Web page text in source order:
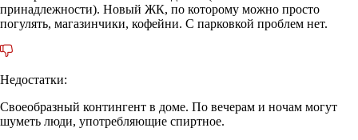
принадлежности). Новый ЖК, по которому можно просто
погулять, магазинчики, кофейни. С парковкой проблем нет.
Недостатки:
Своеобразный контингент в доме. По вечерам и ночам могут
шуметь люди, употребляющие спиртное.